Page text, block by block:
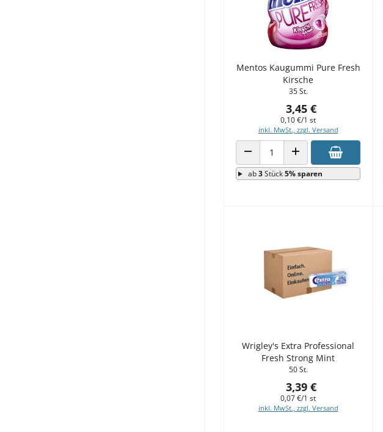
Mentos Kaugummi Pure Fresh
Kirsche
35 St.
3,45 €
0,10 €/1 st
inkl. MwSt., zzgl. Versand
ANZAHL VERRINGERNANZAHL ERHÖHEN
ab3Stück5% sparen
Wrigley's Extra Professional
Fresh Strong Mint
50 St.
3,39 €
0,07 €/1 st
inkl. MwSt., zzgl. Versand